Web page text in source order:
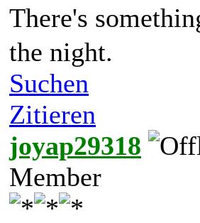
There's
the night.
Suchen
Zitieren
joyap29318
Member